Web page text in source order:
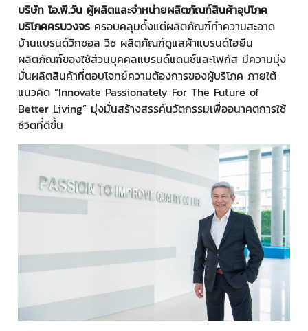
บริษัท ไอ.พี.วัน ผู้ผลิตและจำหน่ายผลิตภัณฑ์สินค้าอุปโภค
บริโภคครบวงจร ครอบคลุมตั้งแต่ผลิตภัณฑ์ทำความสะอาด
บ้านแบรนด์วิกซอล วิซ ผลิตภัณฑ์ดูแลผ้าแบรนด์ไฮยีน
ผลิตภัณฑ์ของใช้ส่วนบุคคลแบรนด์แดนซ์และโฟกัส มีความมุ่ง
มั่นผลิตสินค้าที่ตอบโจทย์ความต้องการของผู้บริโภค ภายใต้
แนวคิด “Innovate Passionately For The Future of
Better Living” มุ่งมั่นสร้างสรรค์นวัตกรรมเพื่ออนาคตการใช้
ชีวิตที่ดีขึ้น